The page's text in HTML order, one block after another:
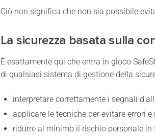
Ciò non significa che non sia possibile
La sicurezza basata sulla
È esattamente qui che entra in gioco
di qualsiasi sistema di gestione della
interpretare correttamente i segnali
applicare le tecniche per evitare errori
ridurre al minimo il rischio personale in